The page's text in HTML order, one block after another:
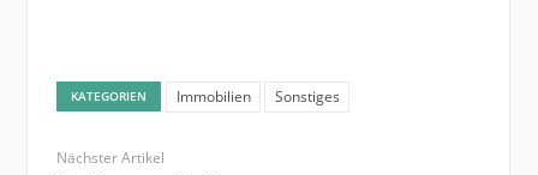
KATEGORIEN Immobilien Sonstiges
Nächster Artikel